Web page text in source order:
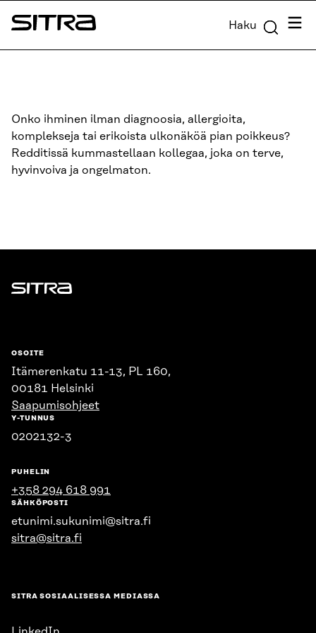
Siirry
suoraan
Sitra Haku
Onko ihminen ilman diagnoosia, allergioita,
komplekseja tai erikoista ulkonäköä pian poikkeus?
Redditissä kummastellaan kollegaa, joka on terve,
hyvinvoiva ja ongelmaton.
Sitra
OSOITE
Itämerenkatu 11-13, PL 160,
00181 Helsinki
Saapumisohjeet
Y-TUNNUS
0202132-3
PUHELIN
+358 294 618 991
SÄHKÖPOSTI
etunimi.sukunimi@sitra.fi
sitra@sitra.fi
SITRA SOSIAALISESSA MEDIASSA